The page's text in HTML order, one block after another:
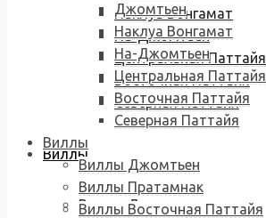
Наклуа Вонгамат
На-Джомтьен
Центральная Паттайя
Восточная Паттайя
Северная Паттайя
Виллы
Виллы Джомтьен
Джомтьен
Наклуа Вонгамат
На-Джомтьен
Центральная Паттайя
Восточная Паттайя
Северная Паттайя
Виллы
Виллы Джомтьен
Виллы Пратамнак
Виллы Восточная Паттайя